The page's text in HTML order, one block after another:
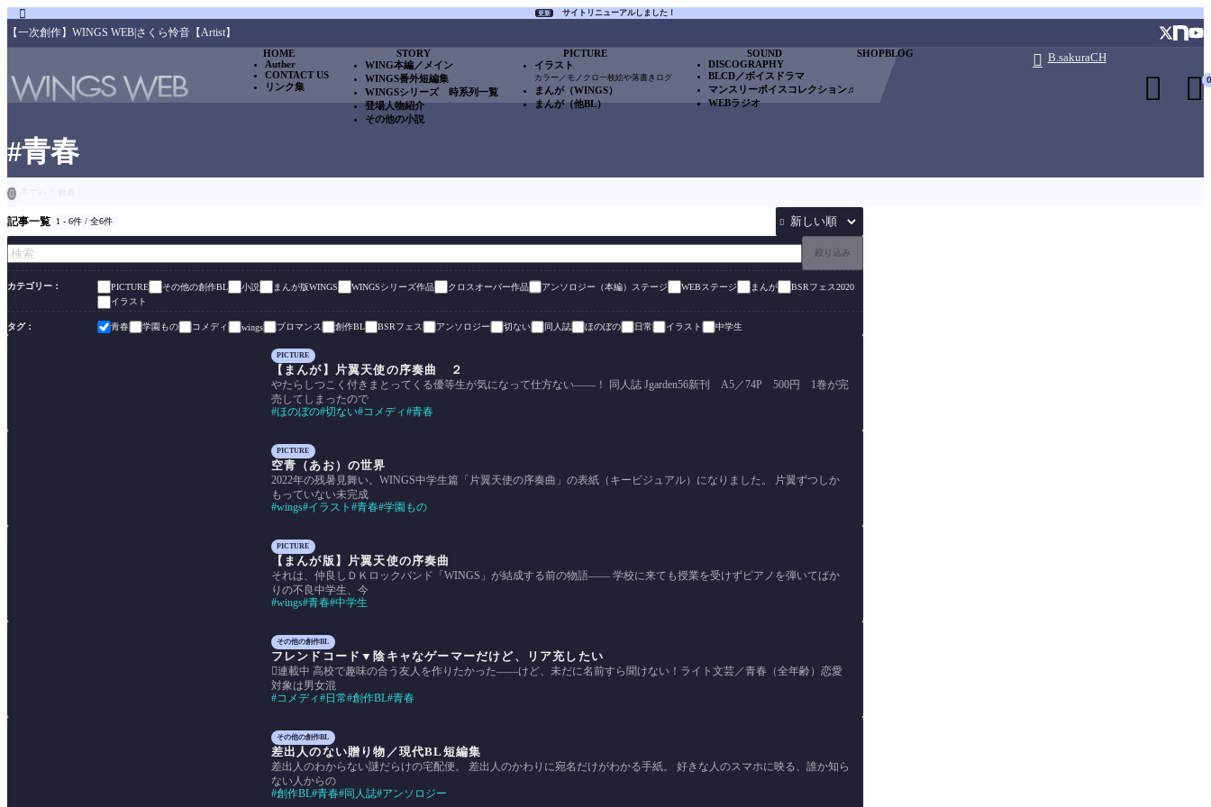
#青春
 更新 サイトリニューアルしました！
【一次創作】WINGS WEB|さくら怜音【Artist】
HOME
Auther
CONTACT US
リンク集
STORY
WING本編／メイン
WINGS番外短編集
WINGSシリーズ 時系列一覧
登場人物紹介
その他の小説
PICTURE
イラスト
カラー／モノクロ一枚絵や落書きログ
まんが（WINGS）
まんが（他BL）
SOUND
DISCOGRAPHY
BLCD／ボイスドラマ
マンスリーボイスコレクション♬
WEBラジオ
SHOPBLOG  B.sakuraCH
  0

記事一覧 1 - 6件 / 全6件 
絞り込み
カテゴリー PICTURE その他の創作BL 小説 まんが版WINGS WINGSシリーズ作品 クロスオーバー作品 アンソロジー（本編）ステージ WEBステージ まんが
BSRフェス2020
イラスト
タグ 青春 学園もの コメディ wings ブロマンス 創作BL BSRフェス アンソロジー 切ない 同人誌 ほのぼの 日常 イラスト 中学生
PICTURE
【まんが】片翼天使の序奏曲 ２
やたらしつこく付きまとってくる優等生が気になって仕方ない――！ 同人誌 Jgarden56新刊 A5／74P 500円 1巻が完
売してしまったので
ほのぼの 切ない コメディ 青春
PICTURE
空青（あお）の世界
2022年の残暑見舞い。WINGS中学生篇「片翼天使の序奏曲」の表紙（キービジュアル）になりました。 片翼ずつしか
もっていない未完成
wings イラスト 青春 学園もの
PICTURE
【まんが版】片翼天使の序奏曲
それは、仲良しＤＫロックバンド「WINGS」が結成する前の物語―― 学校に来ても授業を受けずピアノを弾いてばか
りの不良中学生、今
wings 青春 中学生
その他の創作BL
フレンドコード▼陰キャなゲーマーだけど、リア充したい
連載中 高校で趣味の合う友人を作りたかった――けど、未だに名前すら聞けない！ライト文芸／青春（全年齢）恋愛
対象は男女混
コメディ 日常 創作BL 青春
その他の創作BL
差出人のない贈り物／現代BL短編集
差出人のわからない謎だらけの宅配便。 差出人のかわりに宛名だけがわかる手紙。 好きな人のスマホに映る、誰か知ら
ない人からの
創作BL 青春 同人誌 アンソロジー